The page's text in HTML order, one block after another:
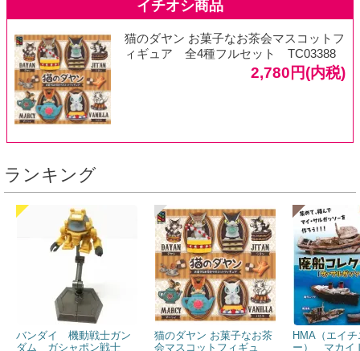
猫のダヤン お菓子なお茶会マスコットフ
ィギュア 全4種フルセット TC03388
2,780円(内税)
ランキング
バンダイ 機動戦士ガン
ダム ガシャポン戦士
猫のダヤン お菓子なお茶
会マスコットフィギュ
HMA（エイ
ー） マカイ